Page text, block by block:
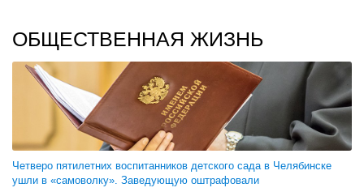
ОБЩЕСТВЕННАЯ ЖИЗНЬ
Четверо пятилетних воспитанников детского сада в Челябинске
ушли в «самоволку». Заведующую оштрафовали